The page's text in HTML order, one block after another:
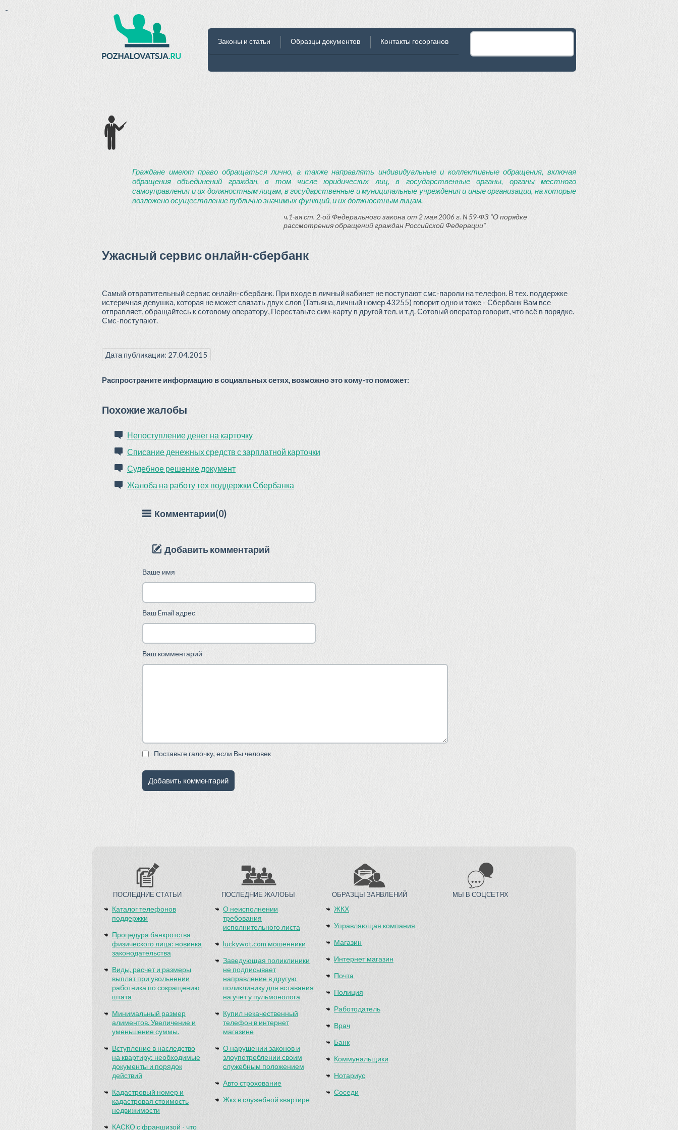
Законы и статьи Образцы документов Контакты госорганов
Граждане имеют право обращаться лично, а также направлять индивидуальные и коллективные обращения, включая
обращения объединений граждан, в том числе юридических лиц, в государственные органы, органы местного
самоуправления и их должностным лицам, в государственные и муниципальные учреждения и иные организации, на которые
возложено осуществление публично значимых функций, и их должностным лицам.
ч.1-ая ст. 2-ой Федерального закона от 2 мая 2006 г. N 59-ФЗ "О порядке
рассмотрения обращений граждан Российской Федерации"
Ужасный сервис онлайн-сбербанк
Самый отвратительный сервис онлайн-сбербанк. При входе в личный кабинет не поступают смс-пароли на телефон. В тех. поддержке
истеричная девушка, которая не может связать двух слов (Татьяна, личный номер 43255) говорит одно и тоже - Сбербанк Вам все
отправляет, обращайтесь к сотовому оператору, Переставьте сим-карту в другой тел. и т.д. Сотовый оператор говорит, что всё в порядке.
Смс-поступают.
Дата публикации: 27.04.2015
Распространите информацию в социальных сетях, возможно это кому-то поможет:
Похожие жалобы
Непоступление денег на карточку
Списание денежных средств с зарплатной карточки
Судебное решение документ
Жалоба на работу тех поддержки Сбербанка
Комментарии(0)
Добавить комментарий
Ваше имя
Ваш Email адрес
Ваш комментарий
Поставьте галочку, если Вы человек
ПОСЛЕДНИЕ СТАТЬИ
Каталог телефонов
поддержки
Процедура банкротства
физического лица: новинка
законодательства
Виды, расчет и размеры
выплат при увольнении
работника по сокращению
штата
Минимальный размер
алиментов. Увеличение и
уменьшение суммы.
Вступление в наследство
на квартиру: необходимые
документы и порядок
действий
Кадастровый номер и
кадастровая стоимость
недвижимости
КАСКО с франшизой - что
ПОСЛЕДНИЕ ЖАЛОБЫ
О неисполнении
требования
исполнительного листа
luckywot.com мошенники
Заведующая поликлиники
не подписывает
направление в другую
поликлинику для вставания
на учет у пульмонолога
Купил некачественный
телефон в интернет
магазине
О нарушении законов и
злоупотреблении своим
служебным положением
Авто строхование
Жкх в служебной квартире
ОБРАЗЦЫ ЗАЯВЛЕНИЙ
ЖКХ
Управляющая компания
Магазин
Интернет магазин
Почта
Полиция
Работодатель
Врач
Банк
Коммунальщики
Нотариус
Соседи
МЫ В СОЦСЕТЯХ
-